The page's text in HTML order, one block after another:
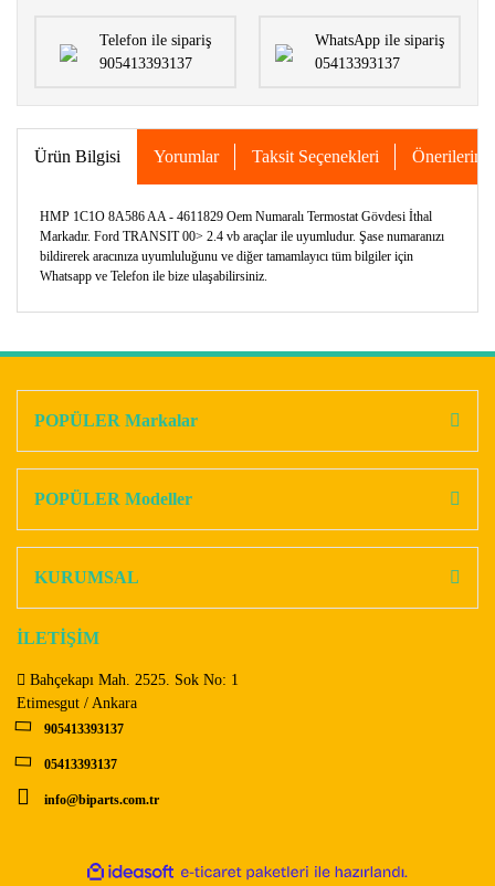
Telefon ile sipariş
905413393137
WhatsApp ile sipariş
05413393137
Ürün Bilgisi Yorumlar Taksit Seçenekleri Önerileriniz
HMP 1C1O 8A586 AA - 4611829 Oem Numaralı Termostat Gövdesi İthal
Markadır. Ford TRANSIT 00> 2.4 vb araçlar ile uyumludur. Şase numaranızı
bildirerek aracınıza uyumluluğunu ve diğer tamamlayıcı tüm bilgiler için
Whatsapp ve Telefon ile bize ulaşabilirsiniz.
Ürün açıklamasında eksik bilgiler bulunuyor.
Bu ürüne benzer farklı alternatifler olmalı.
POPÜLER Markalar
POPÜLER Modeller
KURUMSAL
İLETİŞİM
Bahçekapı Mah. 2525. Sok No: 1
Etimesgut / Ankara
905413393137
05413393137
info@biparts.com.tr
ideasoft
e-